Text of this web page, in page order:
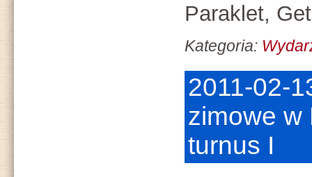
Paraklet,
Kategoria:
2011-02-
zimowe w
turnus I